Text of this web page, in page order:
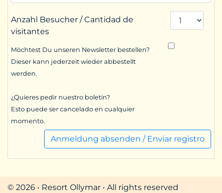
Anzahl Besucher / Cantidad de
visitantes
Möchtest Du unseren Newsletter bestellen?
Dieser kann jederzeit wieder abbestellt
werden.
¿Quieres pedir nuestro boletín?
Esto puede ser cancelado en cualquier
momento.
Anmeldung absenden / Enviar registro
© 2026 • Resort Ollymar • All rights reserved